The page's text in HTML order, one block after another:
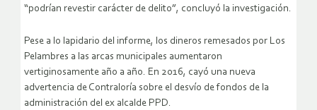
“podrían revestir carácter de delito”, concluyó la investigación.
Pese a lo lapidario del informe, los dineros remesados por Los
Pelambres a las arcas municipales aumentaron
vertiginosamente año a año. En 2016, cayó una nueva
advertencia de Contraloría sobre el desvío de fondos de la
administración del ex alcalde PPD.